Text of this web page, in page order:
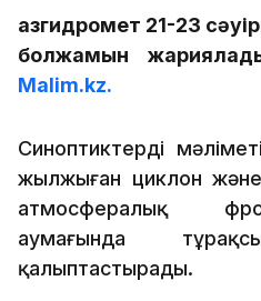
Қазгидромет 21-23
болжамын
Malim.kz.
Синоптиктердің
жылжыған циклон
атмосфералық
аумағында
қалыптастырады.